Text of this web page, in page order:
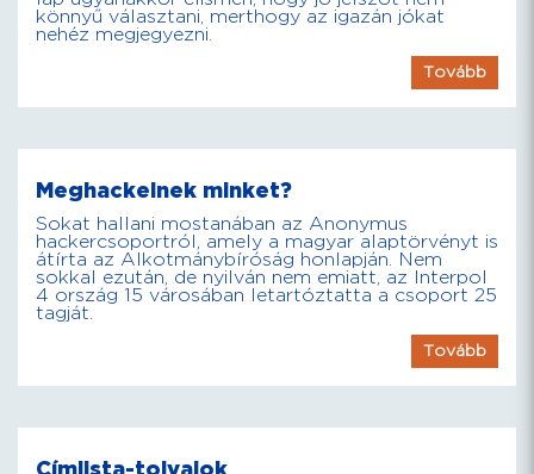
könnyű választani, merthogy az igazán jókat
nehéz megjegyezni.
Tovább
Meghackelnek minket?
Sokat hallani mostanában az Anonymus
hackercsoportról, amely a magyar alaptörvényt is
átírta az Alkotmánybíróság honlapján. Nem
sokkal ezután, de nyilván nem emiatt, az Interpol
4 ország 15 városában letartóztatta a csoport 25
tagját.
Tovább
Címlista-tolvajok